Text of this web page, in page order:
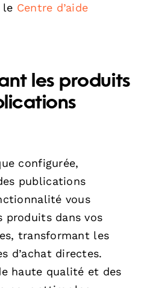
le Centre d’aide
les produits
configurée,
publications
vous
produits dans vos
transformant les
d’achat directes.
haute qualité et des